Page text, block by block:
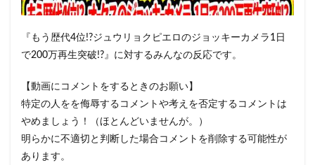
『もう歴代4位!?ジュウリョクピエロのジョッキーカメラ1日
で200万再生突破!?』に対するみんなの反応です。
【動画にコメントをするときのお願い】
特定の人をを侮辱するコメントや考えを否定するコメントは
やめましょう！（ほとんどいませんが。）
明らかに不適切と判断した場合コメントを削除する可能性が
あります。